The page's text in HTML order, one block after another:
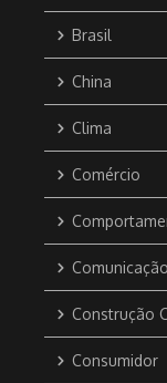
Brasil
China
Clima
Comércio
Comunicação
Construção
Consumidor